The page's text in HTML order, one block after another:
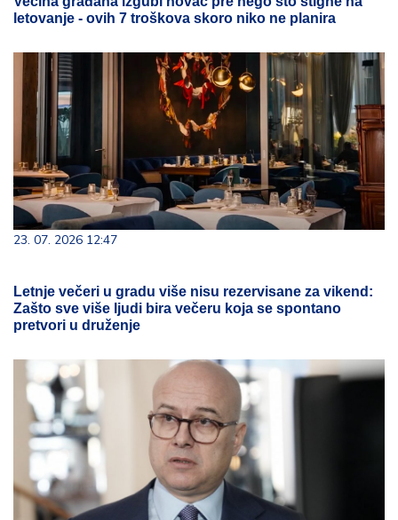
letovanje - ovih 7 troškova skoro niko ne planira
23. 07. 2026 12:47
Letnje večeri u gradu više nisu rezervisane za vikend:
Zašto sve više ljudi bira večeru koja se spontano
pretvori u druženje